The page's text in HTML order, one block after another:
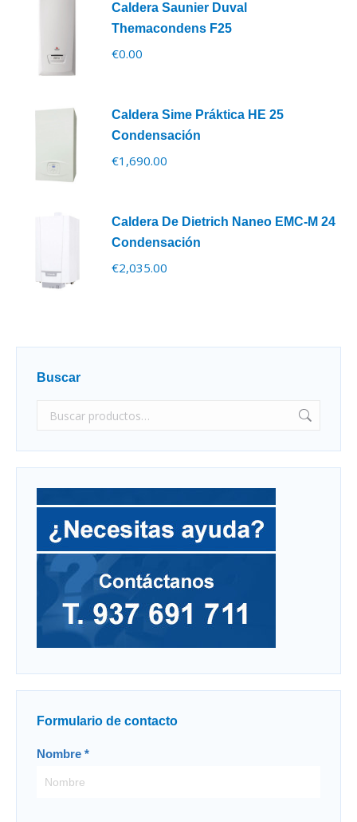
Caldera Saunier Duval
Themacondens F25
€0.00
Caldera Sime Práktica HE 25
Condensación
€1,690.00
Caldera De Dietrich Naneo EMC-M 24
Condensación
€2,035.00
Buscar
Formulario de contacto
Contacto
Nombre *